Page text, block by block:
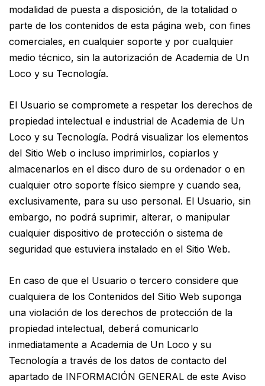
modalidad de puesta a disposición, de la totalidad o
parte de los contenidos de esta página web, con fines
comerciales, en cualquier soporte y por cualquier
medio técnico, sin la autorización de Academia de Un
Loco y su Tecnología.
El Usuario se compromete a respetar los derechos de
propiedad intelectual e industrial de Academia de Un
Loco y su Tecnología. Podrá visualizar los elementos
del Sitio Web o incluso imprimirlos, copiarlos y
almacenarlos en el disco duro de su ordenador o en
cualquier otro soporte físico siempre y cuando sea,
exclusivamente, para su uso personal. El Usuario, sin
embargo, no podrá suprimir, alterar, o manipular
cualquier dispositivo de protección o sistema de
seguridad que estuviera instalado en el Sitio Web.
En caso de que el Usuario o tercero considere que
cualquiera de los Contenidos del Sitio Web suponga
una violación de los derechos de protección de la
propiedad intelectual, deberá comunicarlo
inmediatamente a Academia de Un Loco y su
Tecnología a través de los datos de contacto del
apartado de INFORMACIÓN GENERAL de este Aviso